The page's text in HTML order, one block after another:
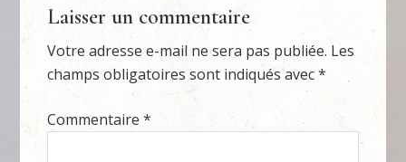
Laisser un commentaire
Votre adresse e-mail ne sera pas publiée. Les
champs obligatoires sont indiqués avec*
Commentaire*